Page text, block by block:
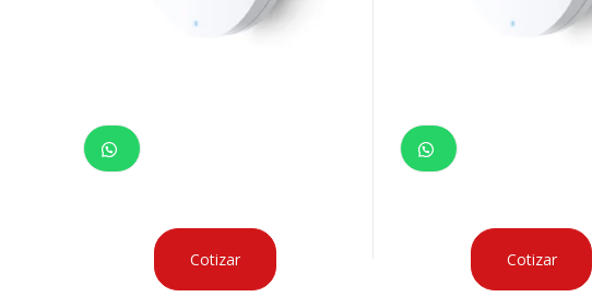
Cotizar Cotizar